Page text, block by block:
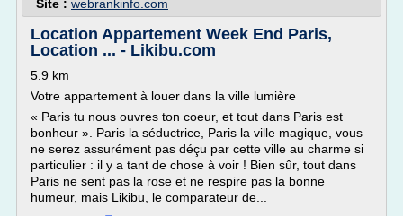
Site : webrankinfo.com
Location Appartement Week End Paris,
Location ... - Likibu.com
5.9 km
Votre appartement à louer dans la ville lumière
« Paris tu nous ouvres ton coeur, et tout dans Paris est
bonheur ». Paris la séductrice, Paris la ville magique, vous
ne serez assurément pas déçu par cette ville au charme si
particulier : il y a tant de chose à voir ! Bien sûr, tout dans
Paris ne sent pas la rose et ne respire pas la bonne
humeur, mais Likibu, le comparateur de...